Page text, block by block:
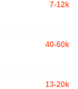
7-12k
40-60k
13-20k